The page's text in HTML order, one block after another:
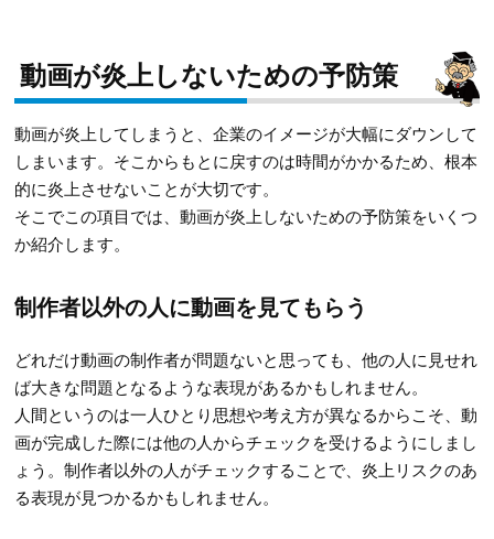
動画が炎上しないための予防策
動画が炎上してしまうと、企業のイメージが大幅にダウンして
しまいます。そこからもとに戻すのは時間がかかるため、根本
的に炎上させないことが大切です。
そこでこの項目では、動画が炎上しないための予防策をいくつ
か紹介します。
制作者以外の人に動画を見てもらう
どれだけ動画の制作者が問題ないと思っても、他の人に見せれ
ば大きな問題となるような表現があるかもしれません。
人間というのは一人ひとり思想や考え方が異なるからこそ、動
画が完成した際には他の人からチェックを受けるようにしまし
ょう。制作者以外の人がチェックすることで、炎上リスクのあ
る表現が見つかるかもしれません。